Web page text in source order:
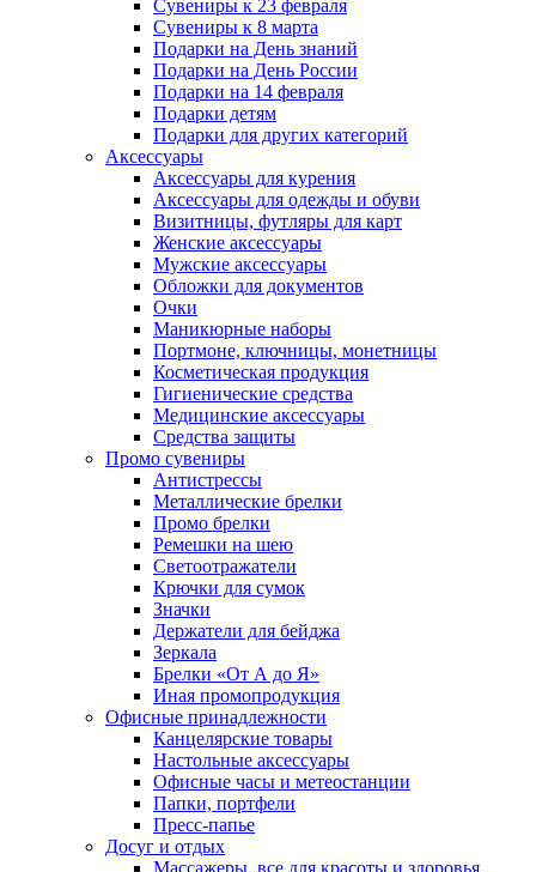
Сувениры к 23 февраля
Сувениры к 8 марта
Подарки на День знаний
Подарки на День России
Подарки на 14 февраля
Подарки детям
Подарки для других категорий
Аксессуары
Аксессуары для курения
Аксессуары для одежды и обуви
Визитницы, футляры для карт
Женские аксессуары
Мужские аксессуары
Обложки для документов
Очки
Маникюрные наборы
Портмоне, ключницы, монетницы
Косметическая продукция
Гигиенические средства
Медицинские аксессуары
Средства защиты
Промо сувениры
Антистрессы
Металлические брелки
Промо брелки
Ремешки на шею
Светоотражатели
Крючки для сумок
Значки
Держатели для бейджа
Зеркала
Брелки «От А до Я»
Иная промопродукция
Офисные принадлежности
Канцелярские товары
Настольные аксессуары
Офисные часы и метеостанции
Папки, портфели
Пресс-папье
Досуг и отдых
Массажеры, все для красоты и здоровья